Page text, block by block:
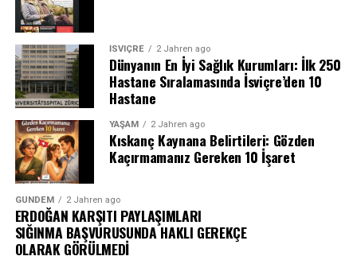
İSVIÇRE 2 Jahren ago
Dünyanın En İyi Sağlık Kurumları: İlk 250
Hastane Sıralamasında İsviçre’den 10
Hastane
YAŞAM 2 Jahren ago
Kıskanç Kaynana Belirtileri: Gözden
Kaçırmamanız Gereken 10 İşaret
GÜNDEM 2 Jahren ago
ERDOĞAN KARŞITI PAYLAŞIMLARI
SIĞINMA BAŞVURUSUNDA HAKLI GEREKÇE
OLARAK GÖRÜLMEDİ